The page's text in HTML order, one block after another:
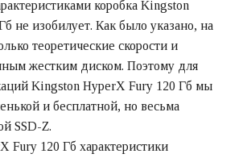
коробка Kingston
не изобилует. Как было указано, на
теоретические скорости и
жестким диском. Поэтому для
Kingston HyperX Fury 120 Гб мы
и бесплатной, но весьма
SSD-Z.